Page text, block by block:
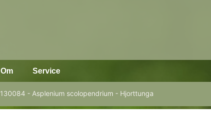
Om Service
130084 - Asplenium scolopendrium - Hjorttunga